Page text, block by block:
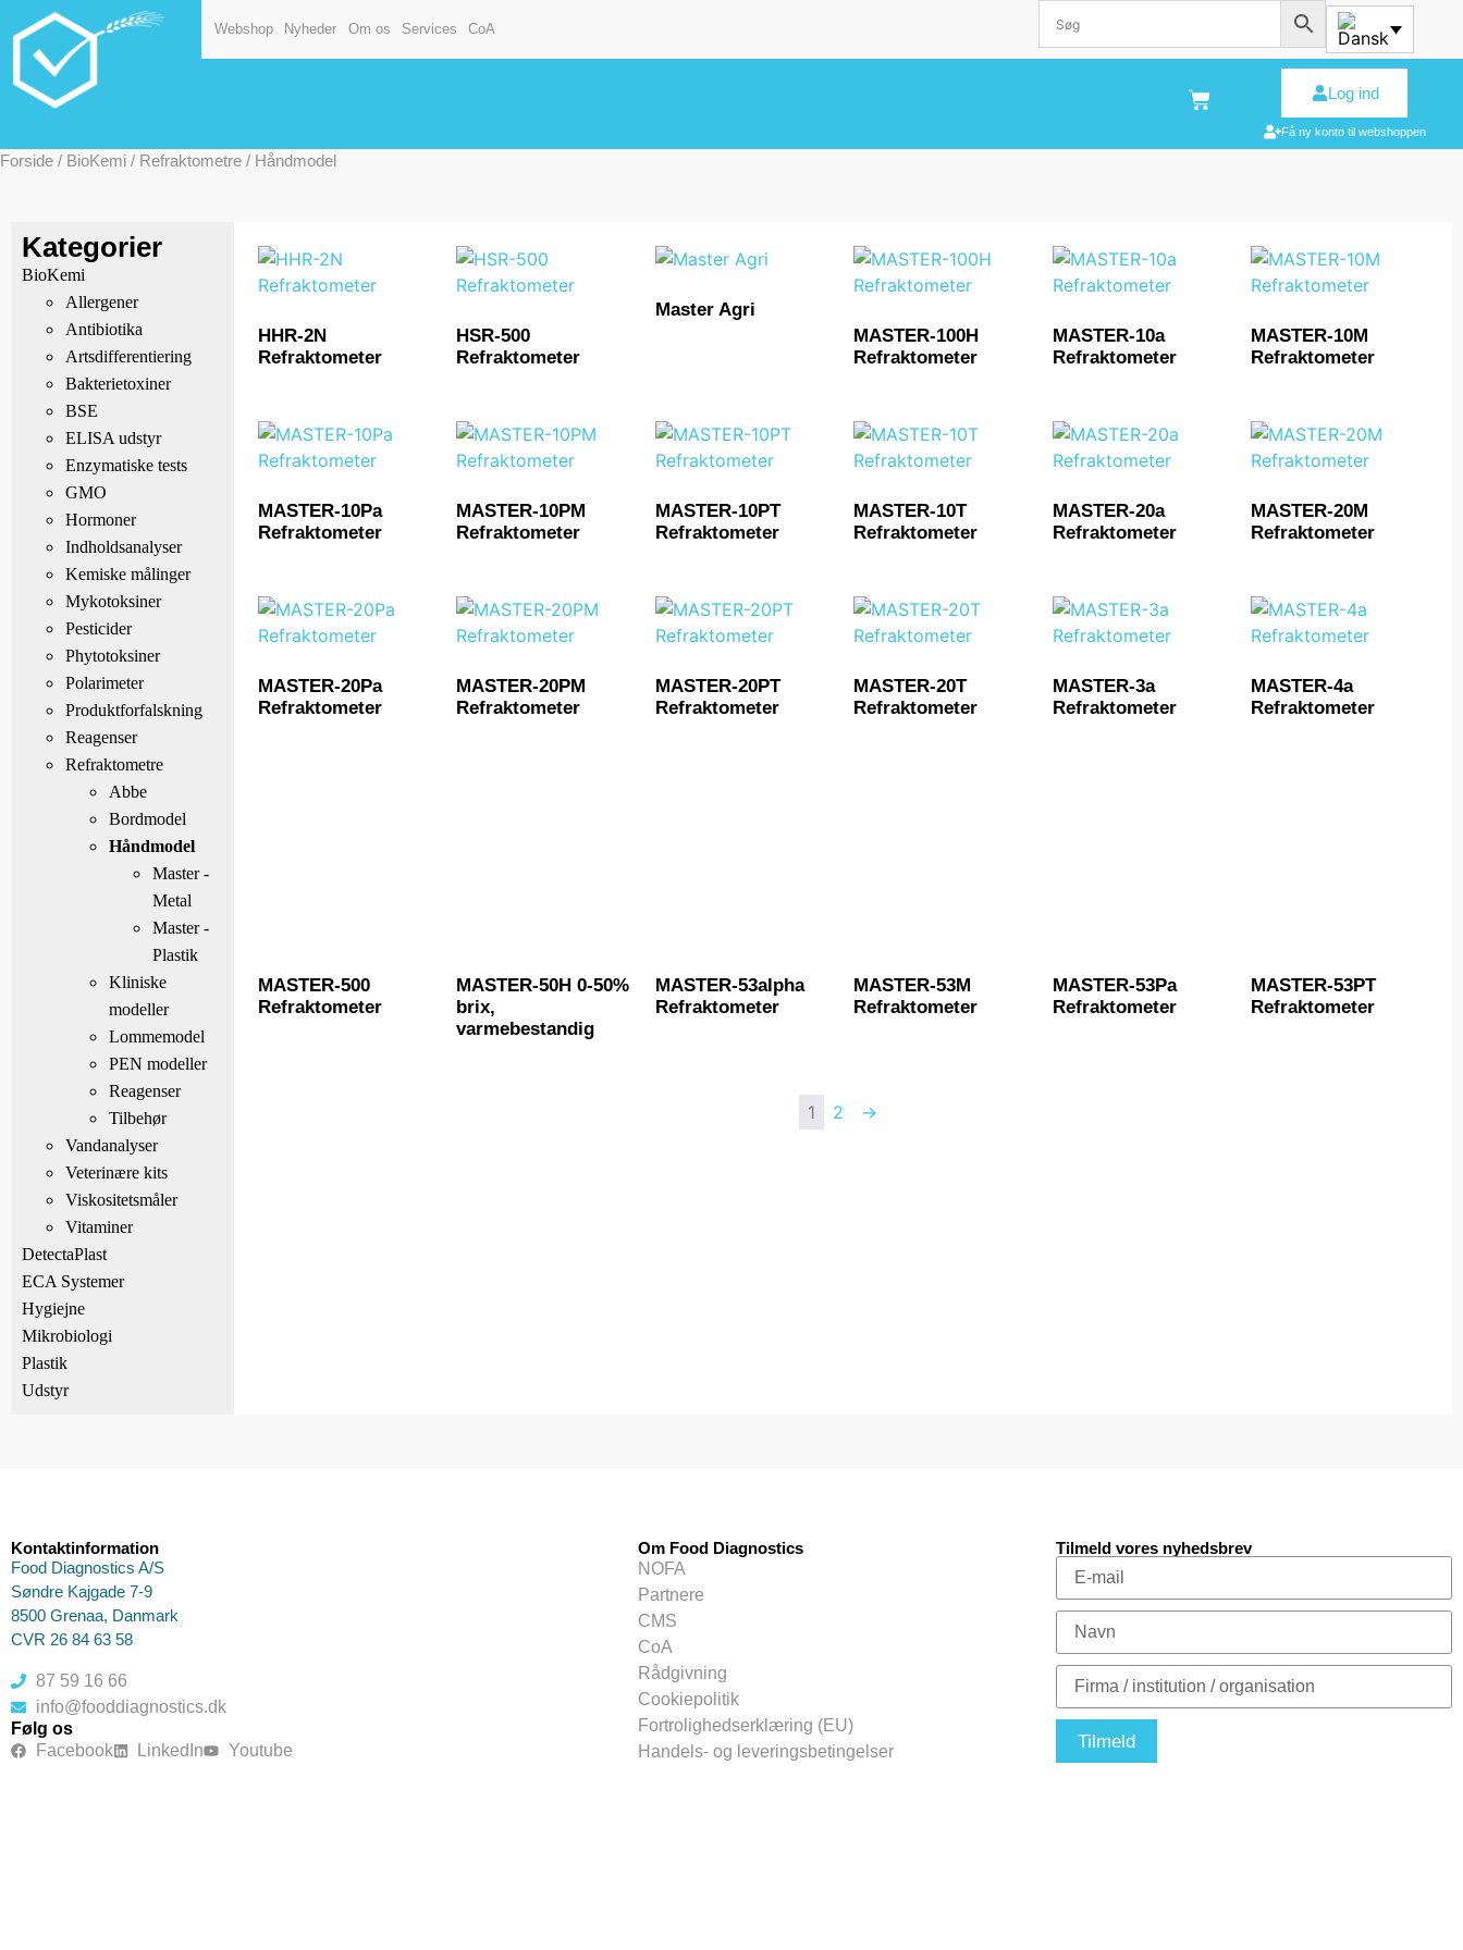
Webshop Nyheder Om os Services CoA
Log ind
Få ny konto til webshoppen
Forside / BioKemi / Refraktometre / Håndmodel
Kategorier
BioKemi
Allergener
Antibiotika
Artsdifferentiering
Bakterietoxiner
BSE
ELISA udstyr
Enzymatiske tests
GMO
Hormoner
Indholdsanalyser
Kemiske målinger
Mykotoksiner
Pesticider
Phytotoksiner
Polarimeter
Produktforfalskning
Reagenser
Refraktometre
Abbe
Bordmodel
Håndmodel
Master -
Metal
Master -
Plastik
Kliniske
modeller
Lommemodel
PEN modeller
Reagenser
Tilbehør
Vandanalyser
Veterinære kits
Viskositetsmåler
Vitaminer
DetectaPlast
ECA Systemer
Hygiejne
Mikrobiologi
Plastik
Udstyr
HHR-2N
Refraktometer
HSR-500
Refraktometer
Master Agri
MASTER-100H
Refraktometer
MASTER-10a
Refraktometer
MASTER-10M
Refraktometer
MASTER-10Pa
Refraktometer
MASTER-10PM
Refraktometer
MASTER-10PT
Refraktometer
MASTER-10T
Refraktometer
MASTER-20a
Refraktometer
MASTER-20M
Refraktometer
MASTER-20Pa
Refraktometer
MASTER-20PM
Refraktometer
MASTER-20PT
Refraktometer
MASTER-20T
Refraktometer
MASTER-3a
Refraktometer
MASTER-4a
Refraktometer
MASTER-500
Refraktometer
MASTER-50H 0-50%
brix,
varmebestandig
MASTER-53alpha
Refraktometer
MASTER-53M
Refraktometer
MASTER-53Pa
Refraktometer
MASTER-53PT
Refraktometer
1 2 →
Kontaktinformation
Food Diagnostics A/S
Søndre Kajgade 7-9
8500 Grenaa, Danmark
CVR 26 84 63 58
87 59 16 66
info@fooddiagnostics.dk
Følg os
Facebook
LinkedIn Youtube
Om Food Diagnostics
NOFA
Partnere
CMS
CoA
Rådgivning
Cookiepolitik
Fortrolighedserklæring (EU)
Handels- og leveringsbetingelser
Tilmeld vores nyhedsbrev
Tilmeld